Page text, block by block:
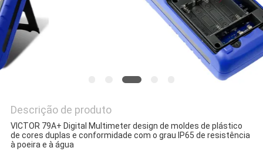
Descrição de produto
VICTOR 79A+ Digital Multimeter design de moldes de plástico
de cores duplas e conformidade com o grau IP65 de resistência
à poeira e à água